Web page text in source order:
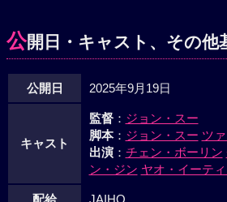
公開日・キャスト、その他
公開日 2025年9月19日
キャスト
監督： ジョン・スー
脚本： ジョン・スー ツ
出演： チェン・ボーリン
ン・ジン ヤオ・イーテ
配給 JAIHO